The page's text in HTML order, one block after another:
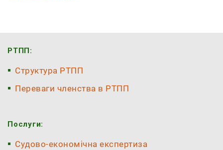
РТПП:
Структура РТПП
Переваги членства в РТПП
Послуги:
Судово-економічна експертиза